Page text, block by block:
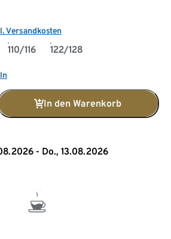
Versandkosten
110/116 122/128
In den Warenkorb
- Do., 13.08.2026